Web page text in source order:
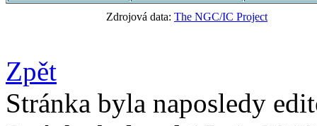
Zdrojová data: The NGC/IC Project
Zpět
Stránka byla naposledy